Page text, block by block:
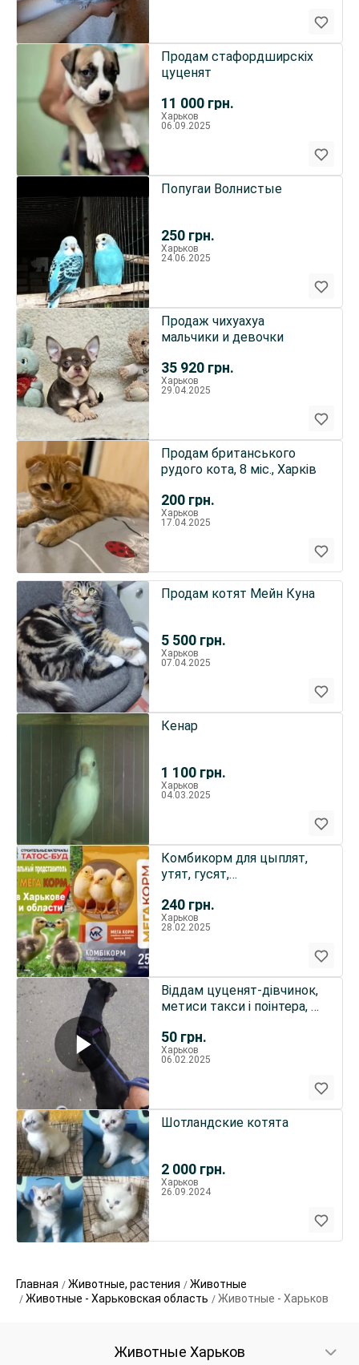
11 000 грн.
Продам стафордширскіх
цуценят
Харьков
06.09.2025
250 грн.
Попугаи Волнистые
Харьков
24.06.2025
35 920 грн.
Продаж чихуахуа
мальчики и девочки
Харьков
29.04.2025
200 грн.
Продам британського
рудого кота, 8 міс., Харків
Харьков
17.04.2025
5 500 грн.
Продам котят Мейн Куна
Харьков
07.04.2025
1 100 грн.
Кенар
Харьков
04.03.2025
240 грн.
Комбикорм для цыплят,
утят, гусят,
утят, гусят
Харьков
28.02.2025
50 грн.
Віддам цуценят-дівчинок,
метиси такси і поінтера, 4
Харьков
06.02.2025
2 000 грн.
Шотландские котята
Харьков
26.09.2024
Главная Животные, растения
Животные
Животные - Харьковская область
Животные - Харьков
Животные Харьков